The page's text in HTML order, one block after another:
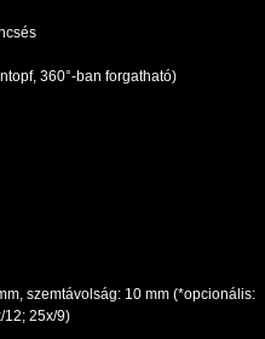
360°-ban forgatható)
szemtávolság: 10 mm (*opcionális:
12; 25x/9)